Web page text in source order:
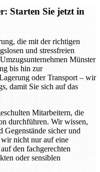
Starten Sie jetzt in
die mit der richtigen
und stressfreien
Münster
bis hin zur
oder Transport – wir
damit Sie sich auf das
Mitarbeitern, die
durchführen. Wir wissen,
sicher und
nicht nur auf eine
den fachgerechten
oder sensiblen